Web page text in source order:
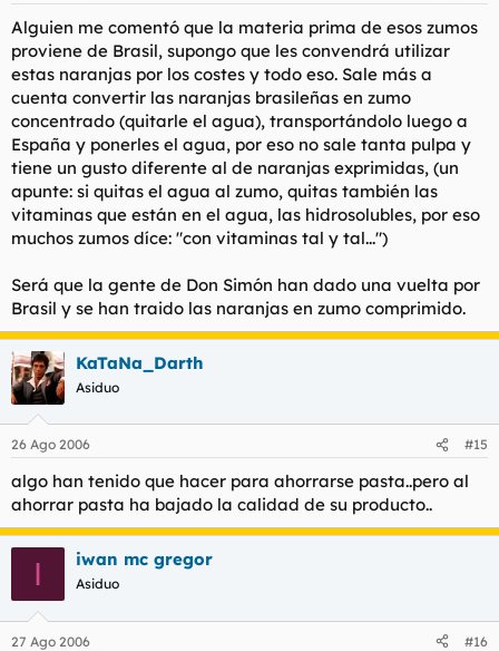
Alguien me comentó que la materia prima de esos zumos
proviene de Brasil, supongo que les convendrá utilizar
estas naranjas por los costes y todo eso. Sale más a
cuenta convertir las naranjas brasileñas en zumo
concentrado (quitarle el agua), transportándolo luego a
España y ponerles el agua, por eso no sale tanta pulpa y
tiene un gusto diferente al de naranjas exprimidas, (un
apunte: si quitas el agua al zumo, quitas también las
vitaminas que están en el agua, las hidrosolubles, por eso
muchos zumos díce: "con vitaminas tal y tal...")
Será que la gente de Don Simón han dado una vuelta por
Brasil y se han traido las naranjas en zumo comprimido.
KaTaNa_Darth
Asiduo
26 Ago 2006 #15
algo han tenido que hacer para ahorrarse pasta..pero al
ahorrar pasta ha bajado la calidad de su producto..
I iwan mc gregor
Asiduo
27 Ago 2006 #16